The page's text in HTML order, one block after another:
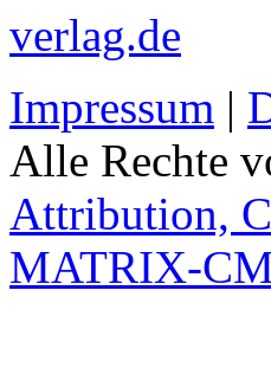
verlag.de
Impressum |
Alle Rechte
Attribution,
MATRIX-